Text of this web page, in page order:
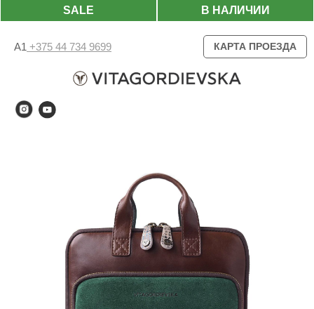
В НАЛИЧИИ
SALE
А1 +375 44 734 9699 КАРТА ПРОЕЗДА